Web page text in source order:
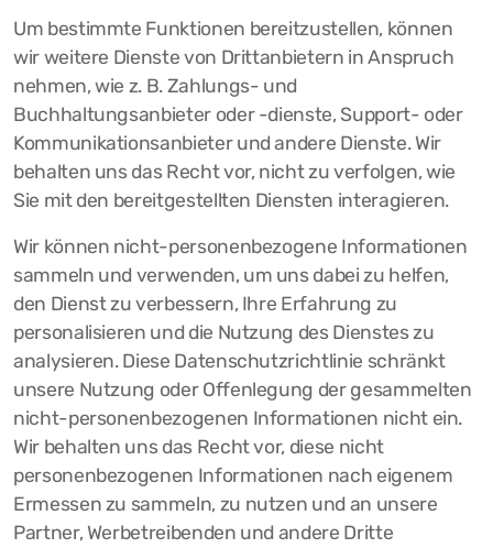
Um bestimmte Funktionen bereitzustellen, können
wir weitere Dienste von Drittanbietern in Anspruch
nehmen, wie z. B. Zahlungs- und
Buchhaltungsanbieter oder -dienste, Support- oder
Kommunikationsanbieter und andere Dienste. Wir
behalten uns das Recht vor, nicht zu verfolgen, wie
Sie mit den bereitgestellten Diensten interagieren.
Wir können nicht-personenbezogene Informationen
sammeln und verwenden, um uns dabei zu helfen,
den Dienst zu verbessern, Ihre Erfahrung zu
personalisieren und die Nutzung des Dienstes zu
analysieren. Diese Datenschutzrichtlinie schränkt
unsere Nutzung oder Offenlegung der gesammelten
nicht-personenbezogenen Informationen nicht ein.
Wir behalten uns das Recht vor, diese nicht
personenbezogenen Informationen nach eigenem
Ermessen zu sammeln, zu nutzen und an unsere
Partner, Werbetreibenden und andere Dritte